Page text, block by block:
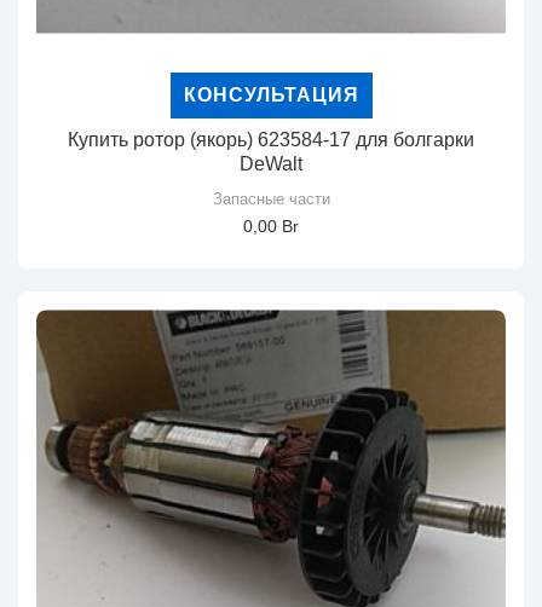
КОНСУЛЬТАЦИЯ
Купить ротор (якорь) 623584-17 для болгарки
DeWalt
Запасные части
0,00 Br